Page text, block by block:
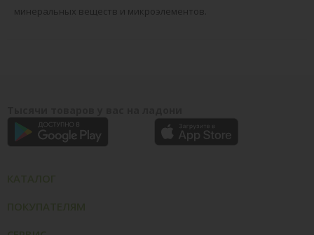
минеральных веществ и микроэлементов.